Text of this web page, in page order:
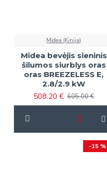
Midea (Kinija)
Midea bevėjis sieninis
šilumos siurblys oras
oras BREEZELESS E,
2.8/2.9 kW
508.20 € 605.00 €
-15 %